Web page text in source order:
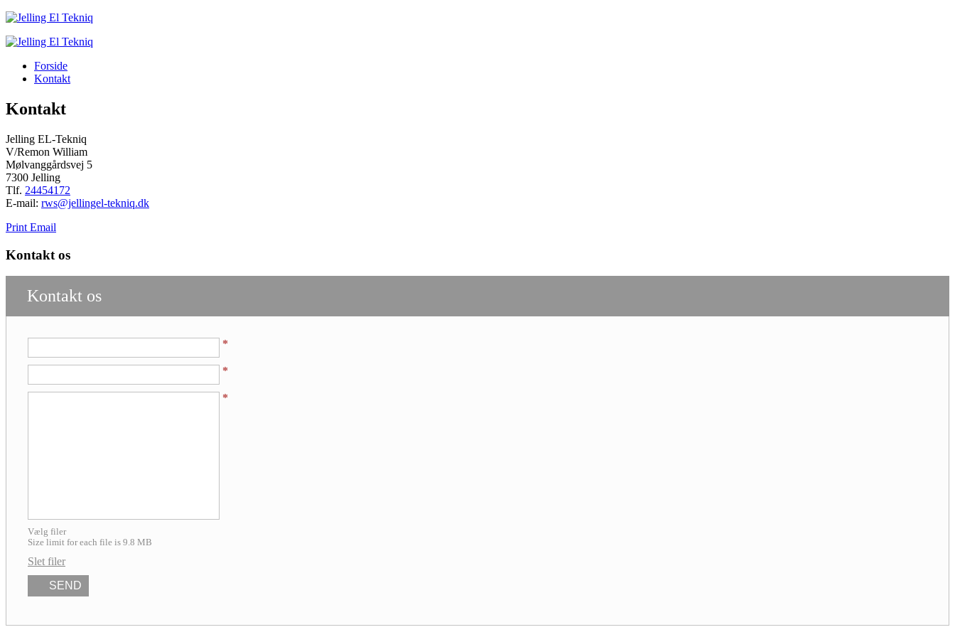
Forside
Kontakt
Kontakt
Jelling EL-Tekniq
V/Remon William
Mølvanggårdsvej 5
7300 Jelling
Tlf. 24454172
E-mail: rws@jellingel-tekniq.dk
Print Email
Kontakt os
Kontakt os
Vælg filer
Size limit for each file is 9.8 MB
Slet filer
SEND